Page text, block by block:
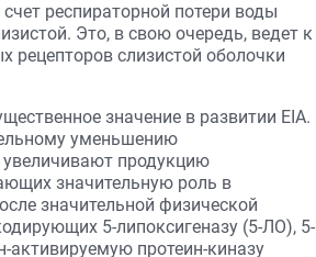
респираторной потери воды
Это, в свою очередь, ведет к
рецепторов слизистой оболочки
значение в развитии EIA.
уменьшению
увеличивают продукцию
значительную роль в
значительной физической
5-липоксигеназу (5-ЛО), 5-
активируемую протеин-киназу